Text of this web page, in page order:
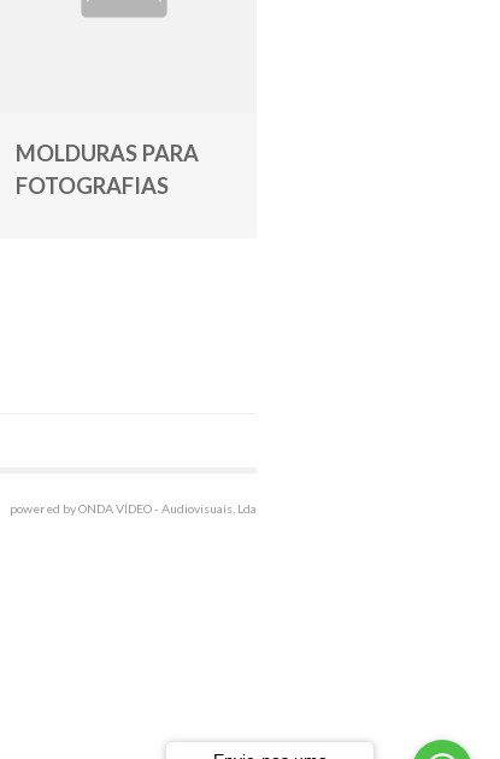
MOLDURAS PARA
FOTOGRAFIAS
powered by ONDA VÍDEO - Audiovisuais, Lda